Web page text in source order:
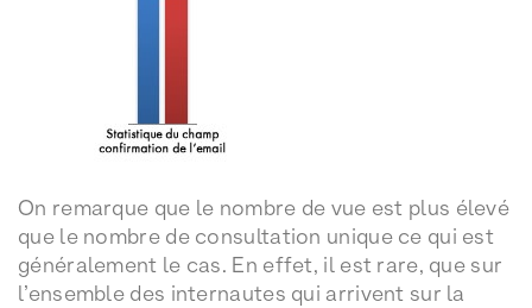
On remarque que le nombre de vue est plus élevé
que le nombre de consultation unique ce qui est
généralement le cas. En effet, il est rare, que sur
l’ensemble des internautes qui arrivent sur la